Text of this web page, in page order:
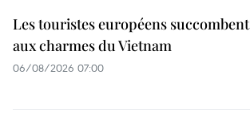
Les touristes européens succombent
aux charmes du Vietnam
06/08/2026 07:00